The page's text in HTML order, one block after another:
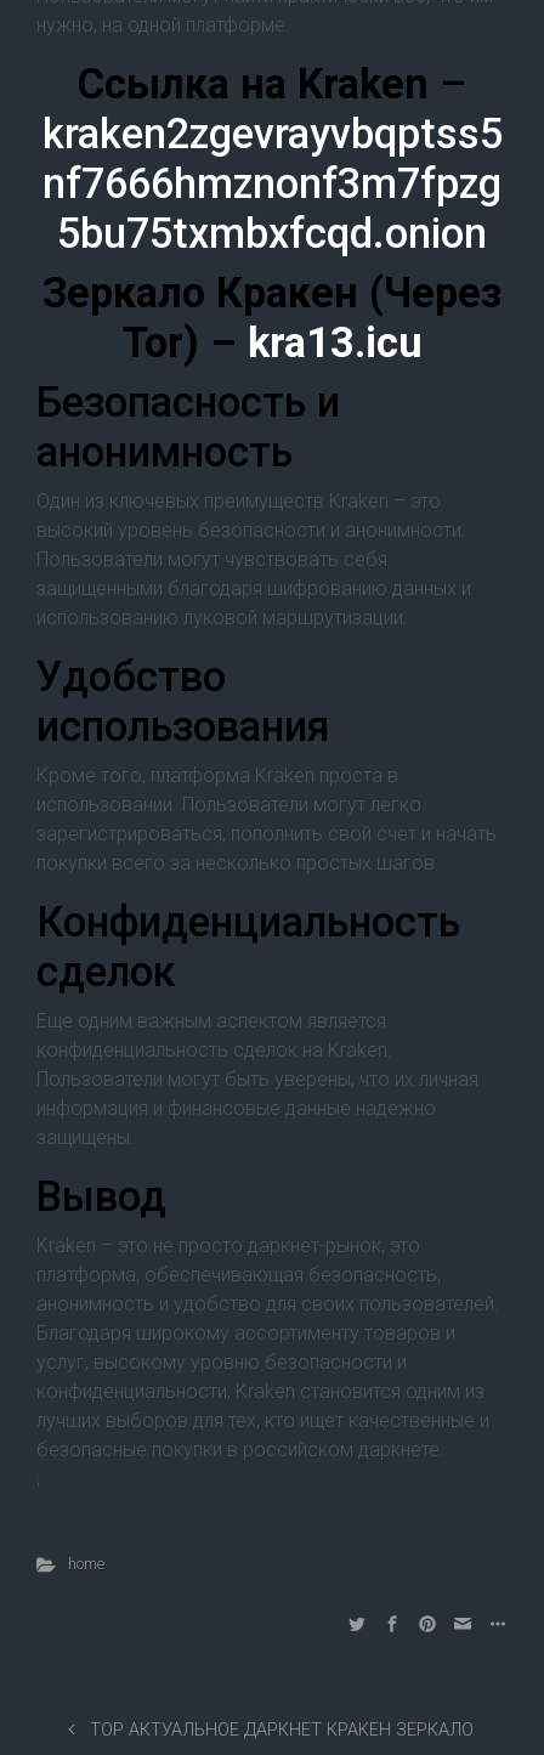
нужно, на одной платформе.
Cсылка на Kraken –
kraken2zgevrayvbqptss5
nf7666hmznonf3m7fpzg
5bu75txmbxfcqd.onion
Зеркало Кракен (Через
Tor) – kra13.icu
Безопасность и
анонимность
Один из ключевых преимуществ Kraken – это
высокий уровень безопасности и анонимности.
Пользователи могут чувствовать себя
защищенными благодаря шифрованию данных и
использованию луковой маршрутизации.
Удобство
использования
Кроме того, платформа Kraken проста в
использовании. Пользователи могут легко
зарегистрироваться, пополнить свой счет и начать
покупки всего за несколько простых шагов.
Конфиденциальность
сделок
Еще одним важным аспектом является
конфиденциальность сделок на Kraken.
Пользователи могут быть уверены, что их личная
информация и финансовые данные надежно
защищены.
Вывод
Kraken – это не просто даркнет-рынок, это
платформа, обеспечивающая безопасность,
анонимность и удобство для своих пользователей.
Благодаря широкому ассортименту товаров и
услуг, высокому уровню безопасности и
конфиденциальности, Kraken становится одним из
лучших выборов для тех, кто ищет качественные и
безопасные покупки в российском даркнете.
;
home
ТОР АКТУАЛЬНОЕ ДАРКНЕТ КРАКЕН ЗЕРКАЛО